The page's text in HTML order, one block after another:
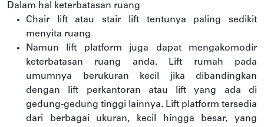
Dalam hal keterbatasan ruang
Chair lift atau stair lift tentunya paling sedikit
menyita ruang
Namun lift platform juga dapat mengakomodir
keterbatasan ruang anda. Lift rumah pada
umumnya berukuran kecil jika dibandingkan
dengan lift perkantoran atau lift yang ada di
gedung-gedung tinggi lainnya. Lift platform tersedia
dari berbagai ukuran, kecil hingga besar, yang